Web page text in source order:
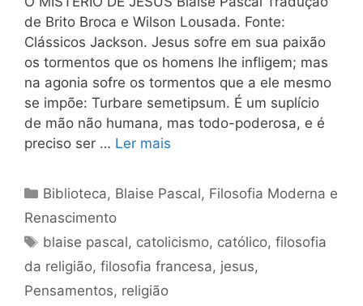
de Brito Broca e Wilson Lousada. Fonte:
Clássicos Jackson. Jesus sofre em sua paixão
os tormentos que os homens lhe infligem; mas
na agonia sofre os tormentos que a ele mesmo
se impõe: Turbare semetipsum. É um suplício
de mão não humana, mas todo-poderosa, e é
preciso ser … Ler mais
Categorias
Biblioteca, Blaise Pascal, Filosofia Moderna e
Renascimento
Tags
blaise pascal, catolicismo, católico,filosofia
da religião, filosofia francesa, jesus,
Pensamentos, religião